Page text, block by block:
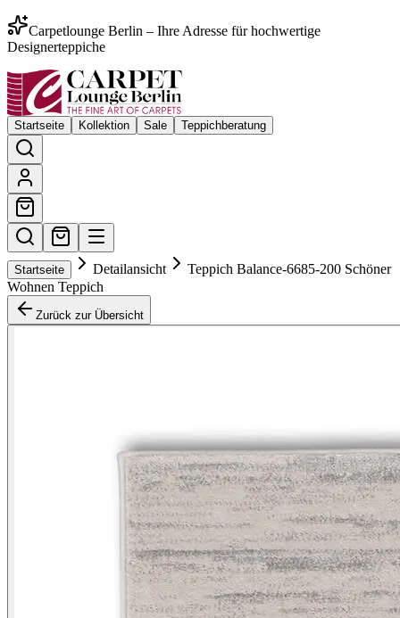
Carpetlounge Berlin – Ihre Adresse für hochwertige
Designerteppiche
Startseite Kollektion Sale Teppichberatung
Startseite Detailansicht
Teppich Balance-6685-200 Schöner
Wohnen Teppich
Zurück zur Übersicht